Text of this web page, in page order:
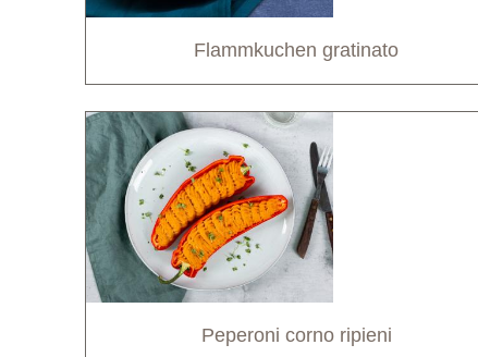
Flammkuchen gratinato
Peperoni corno ripieni